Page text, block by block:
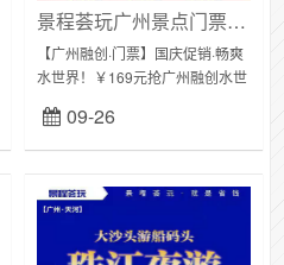
景程荟玩广州景点门票优惠：￥169元抢广州融创水世界2大1小家庭票，国庆假期欢乐不停！截止日期10.7日
【广州融创·门票】国庆促销·畅爽
水世界！￥169元抢广州融创水世
N多水上游乐设施：大喇叭、欢乐
水寨...！国庆假期欢乐不停！
09-26